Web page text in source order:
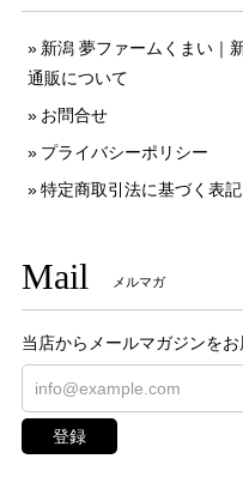
新潟 夢ファームくまい｜
通販について
お問合せ
プライバシーポリシー
特定商取引法に基づく表記
Mail メルマガ
当店からメールマガジンをお
登録